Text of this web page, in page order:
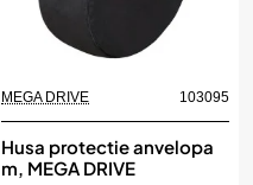
MEGA DRIVE 103095
Husa protectie anvelopa
m, MEGA DRIVE